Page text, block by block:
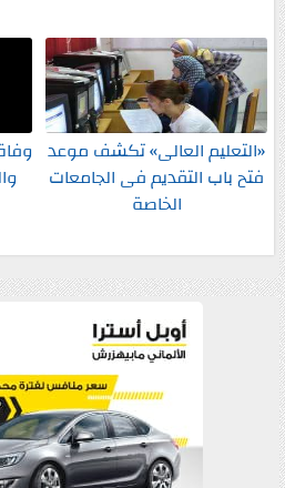
«التعليم العالى» تكشف موعد
فتح باب التقديم فى الجامعات
الخاصة